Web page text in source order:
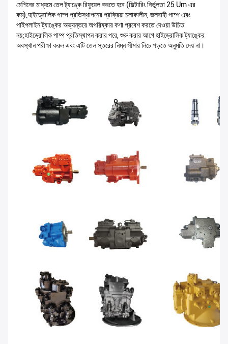
মেশিনের মাধ্যমে তেল ট্যাঙ্কে রিফুয়েল করতে হবে (ফিল্টারিং নির্ভুলতা 25 Um এর
কম);হাইড্রোলিক পাম্প প্রতিস্থাপনের প্রক্রিয়া চলাকালীন, জলবাহী পাম্প এবং
পাইপলাইন ট্যাঙ্কের অভ্যন্তরে অপরিষ্কার কণা প্রবেশ করতে দেওয়া উচিত
নয়;হাইড্রোলিক পাম্প প্রতিস্থাপন করার পরে, শুরু করার আগে হাইড্রোলিক ট্যাঙ্কের
অবস্থান পরীক্ষা করুন এবং এটি তেল স্তরের নিম্ন সীমার নিচে পড়তে অনুমতি দেয় না।